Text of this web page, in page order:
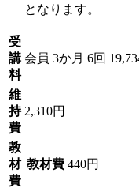
となります。
受
講
料
会員 3か月 6回
維
持
費
2,310円
教
材
費
教材費 440円